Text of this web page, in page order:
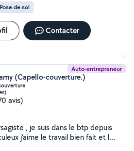
Pose de sol
Contacter
Auto-entrepreneur
(Capello-couverture.)
avis)
, je suis dans le btp depuis
j'aime le travail bien fait et le